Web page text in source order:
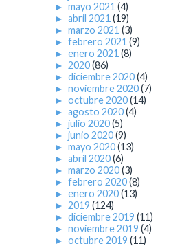
► mayo 2021 (4)
► abril 2021 (19)
► marzo 2021 (3)
► febrero 2021 (9)
► enero 2021 (8)
► 2020(86)
► diciembre 2020(4)
► noviembre 2020(7)
► octubre 2020(14)
► agosto 2020(4)
► julio 2020(5)
► junio 2020(9)
► mayo 2020(13)
► abril 2020(6)
► marzo 2020(3)
► febrero 2020(8)
► enero 2020(13)
► 2019 (124)
► diciembre 2019 (11)
► noviembre 2019 (4)
► octubre 2019 (11)